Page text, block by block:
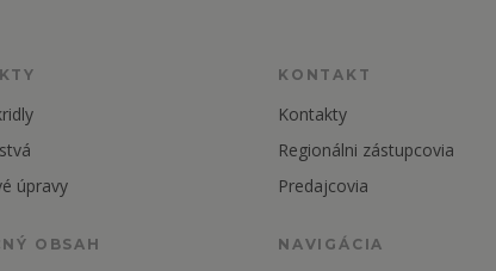
úpravy
OBSAH
KONTAKT
Kontakty
Regionálni zástupcovia
Predajcovia
NAVIGÁCIA